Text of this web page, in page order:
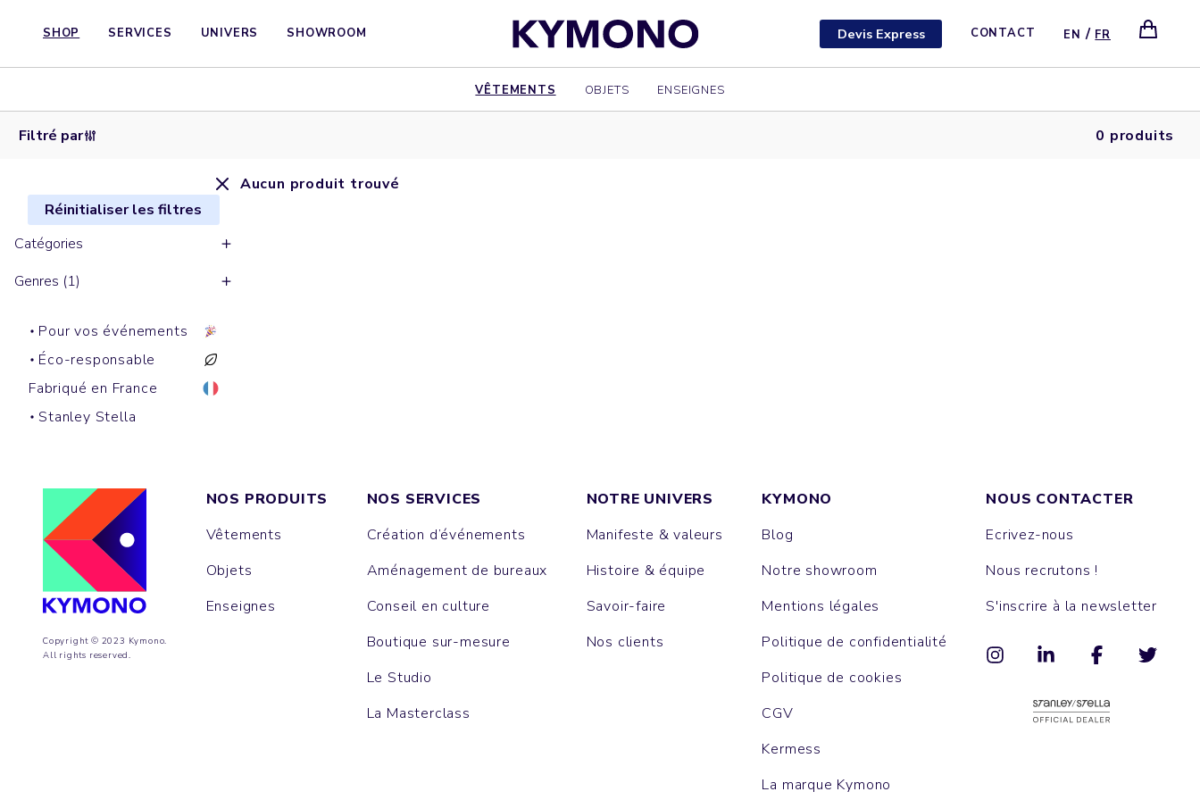
SHOP SERVICES UNIVERS SHOWROOM Devis Express CONTACT EN / FR
VÊTEMENTS OBJETS ENSEIGNES
Filtré par 0 produits
Réinitialiser les filtres
Catégories
Genres (1)
Pour vos événements
Éco-responsable
Fabriqué en France
Stanley Stella
Aucun produit trouvé
Copyright © 2023 Kymono.
All rights reserved.
NOS PRODUITS
Vêtements
Objets
Enseignes
NOS SERVICES
Création d’événements
Aménagement de bureaux
Conseil en culture
Boutique sur-mesure
Le Studio
La Masterclass
NOTRE UNIVERS
Manifeste & valeurs
Histoire & équipe
Savoir-faire
Nos clients
KYMONO
Blog
Notre showroom
Mentions légales
Politique de confidentialité
Politique de cookies
CGV
Kermess
La marque Kymono
NOUS CONTACTER
Ecrivez-nous
Nous recrutons !
S'inscrire à la newsletter